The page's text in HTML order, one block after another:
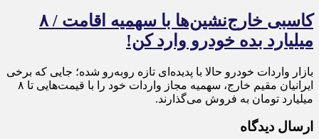
کاسبی خارج‌نشین‌ها با سهمیه اقامت / ۸
میلیارد بده خودرو وارد کن!
بازار واردات خودرو حالا با پدیده‌ای تازه روبه‌رو شده؛ جایی که برخی
ایرانیان مقیم خارج، سهمیه مجاز واردات خود را با قیمت‌هایی تا ۸
میلیارد تومان به فروش می‌گذارند.
ارسال دیدگاه